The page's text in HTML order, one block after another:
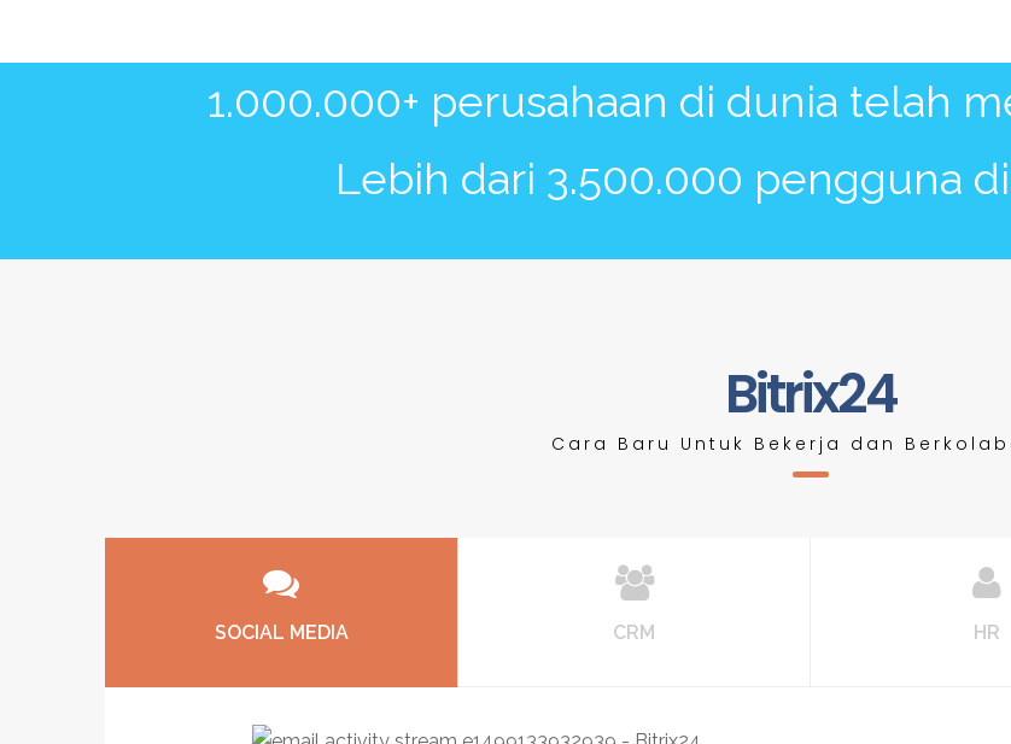
1.000.000+ perusahaan di dunia telah
Lebih dari 3.500.000 pengguna
Bitrix24
Cara Baru Untuk Bekerja dan
SOCIAL MEDIA CRM HR